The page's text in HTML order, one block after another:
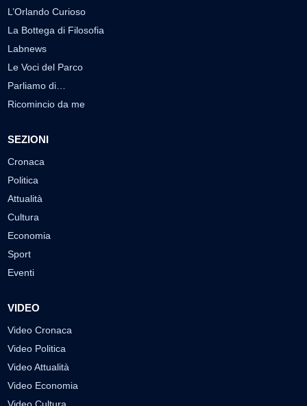
L’Orlando Curioso
La Bottega di Filosofia
Labnews
Le Voci del Parco
Parliamo di…
Ricomincio da me
SEZIONI
Cronaca
Politica
Attualità
Cultura
Economia
Sport
Eventi
VIDEO
Video Cronaca
Video Politica
Video Attualità
Video Economia